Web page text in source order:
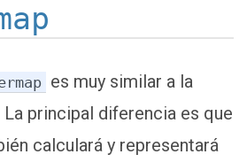
es muy similar a la
La principal diferencia es que
calculará y representará